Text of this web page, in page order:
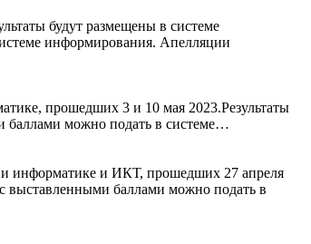
будут размещены в системе
информирования. Апелляции
прошедших 3 и 10 мая 2023.Результаты
баллами можно подать в системе…
информатике и ИКТ, прошедших 27 апреля
выставленными баллами можно подать в